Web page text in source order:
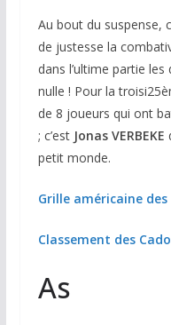
Au bout du suspense,
de justesse la
dans l’ultime partie
nulle ! Pour la
de 8 joueurs qui ont
; c’est Jonas VERBEKE
petit monde.
Grille américaine des
Classement des
As